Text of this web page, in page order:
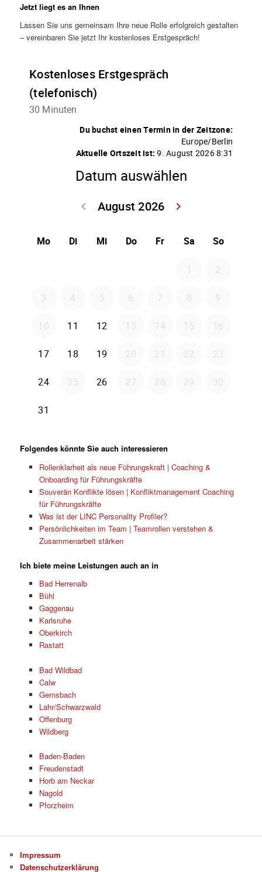
Jetzt liegt es an Ihnen
Lassen Sie uns gemeinsam Ihre neue Rolle erfolgreich gestalten
– vereinbaren Sie jetzt Ihr kostenloses Erstgespräch!
Folgendes könnte Sie auch interessieren
Rollenklarheit als neue Führungskraft | Coaching &
Onboarding für Führungskräfte
Souverän Konflikte lösen | Konfliktmanagement Coaching
für Führungskräfte
Was ist der LINC Personality Profiler?
Persönlichkeiten im Team | Teamrollen verstehen &
Zusammenarbeit stärken
Ich biete meine Leistungen auch an in
Bad Herrenalb
Bühl
Gaggenau
Karlsruhe
Oberkirch
Rastatt
Bad Wildbad
Calw
Gernsbach
Lahr/Schwarzwald
Offenburg
Wildberg
Baden-Baden
Freudenstadt
Horb am Neckar
Nagold
Pforzheim
Impressum
Datenschutzerklärung